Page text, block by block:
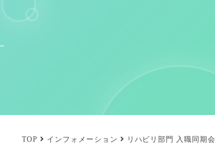
TOP インフォメーション リハビリ部門 入職同期